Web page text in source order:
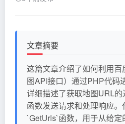
文章摘要
这篇文章介绍了如何利用
图API接口）通过PHP代码
详细描述了获取地图URL
函数发送请求和处理响应。
`GetUrls`函数，用于从给